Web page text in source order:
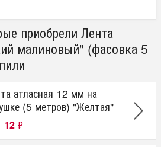
приобрели Лента
малиновый" (фасовка 5
атласная 12 мм на
(5 метров) "Желтая"
12 ₽